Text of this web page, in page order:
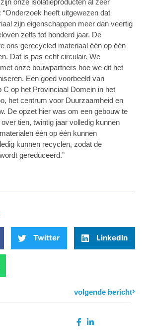
onze isolatieproducten al zeer
heeft uitgewezen dat
zijn eigenschappen meer dan veertig
zelfs tot honderd jaar. De
ons gerecycled materiaal één op één
Dat is pas echt circulair. We
onze bouwpartners hoe we dit het
Een goed voorbeeld van
C op het Provinciaal Domein in het
het centrum voor Duurzaamheid en
De opzet hier was om een gebouw te
tien, twintig jaar volledig kunnen
één op één kunnen
kunnen recyclen, zodat de
gereduceerd.”
Twitter LinkedIn
volgende berichtNext